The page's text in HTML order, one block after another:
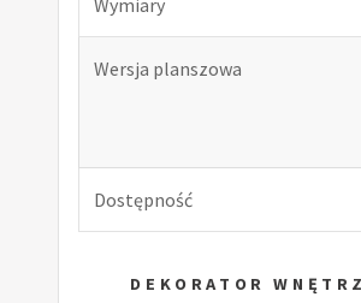
Wersja planszowa
Dostępność
DEKORATOR